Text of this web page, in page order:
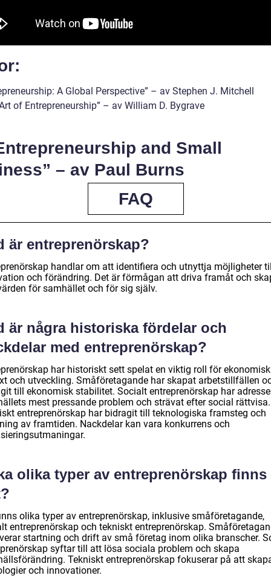
A Global Perspective” – av Stephen J. Mitchell
of Entrepreneurship” – av William D. Bygrave
and Small
– av Paul Burns
FAQ
är entreprenörskap?
handlar om att identifiera och utnyttja möjligheter
och förändring. Det är förmågan att driva framåt och
för samhället och för sig själv.
är några historiska fördelar och
med entreprenörskap?
har historiskt sett spelat en viktig roll för ekonomisk
och utveckling. Småföretagande har skapat arbetstillfällen
till ekonomisk stabilitet. Socialt entreprenörskap har
mest pressande problem och strävat efter social rättvisa.
entreprenörskap har bidragit till teknologiska framsteg och
av framtiden. Nackdelar kan vara konkurrens och
olika typer av entreprenörskap finns
olika typer av entreprenörskap, inklusive småföretagande,
entreprenörskap och tekniskt entreprenörskap.
startning och drift av små företag inom olika branscher.
syftar till att lösa sociala problem och skapa
Tekniskt entreprenörskap fokuserar på att
och innovationer.